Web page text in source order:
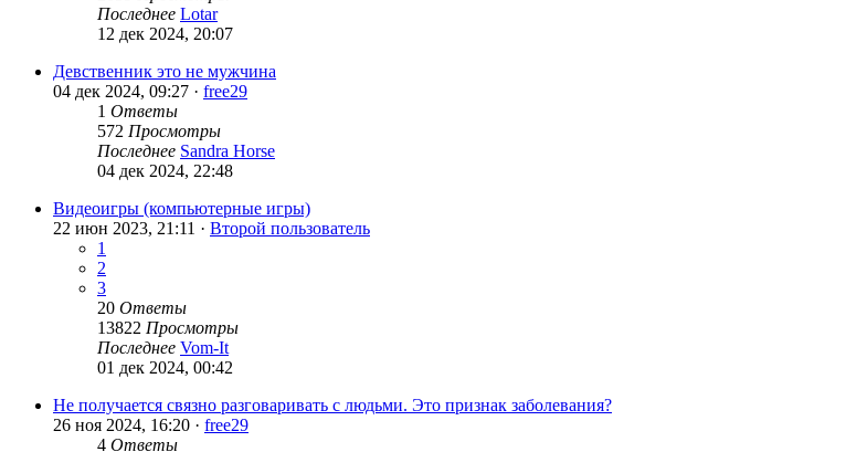
Последнее Lotar
12 дек 2024, 20:07
Девственник это не мужчина
04 дек 2024, 09:27 · free29
1 Ответы
572 Просмотры
Последнее Sandra Horse
04 дек 2024, 22:48
Видеоигры (компьютерные игры)
22 июн 2023, 21:11 · Второй пользователь
1
2
3
20 Ответы
13822 Просмотры
Последнее Vom-It
01 дек 2024, 00:42
Не получается связно разговаривать с людьми. Это признак заболевания?
26 ноя 2024, 16:20 · free29
4 Ответы